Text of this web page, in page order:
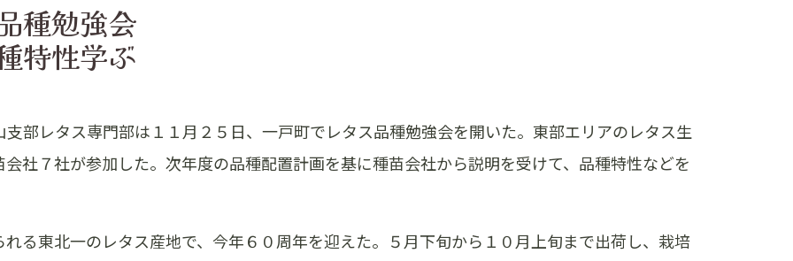
種勉強会
特性学ぶ
部レタス専門部は１１月２５日、一戸町でレタス品種勉強会を開いた。東部エリアのレタス生
社７社が参加した。次年度の品種配置計画を基に種苗会社から説明を受けて、品種特性などを
る東北一のレタス産地で、今年６０周年を迎えた。５月下旬から１０月上旬まで出荷し、栽培